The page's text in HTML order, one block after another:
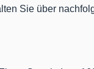
Sie über